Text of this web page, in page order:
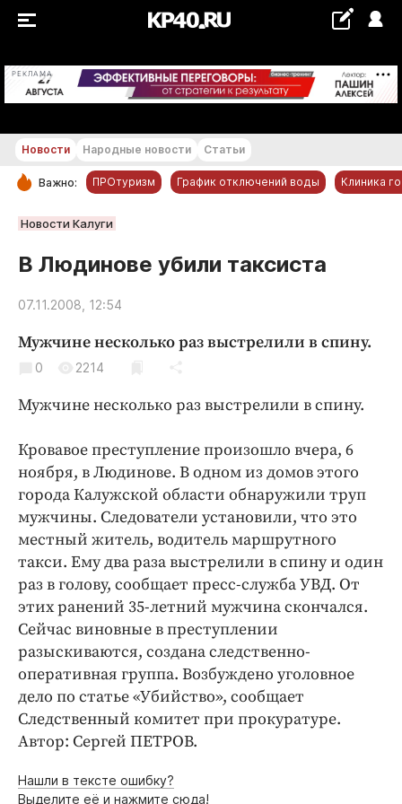
РЕКЛАМА +27...+28 °С
РУБРИКИ
Новости компаний
Статьи
Авто и транспорт
Криминал
Недвижимость и ЖКХ
Образование
Общество
Погода
Праздники
Происшествия
Спорт
Экономика и бизнес
ПРОЕКТЫ
Блоги
Издания
Медиаперсона
Новости Народные новости Статьи
Важно: ПРОтуризм График отключений воды Клиника
Новости Калуги
В Людинове убили таксиста
07.11.2008, 12:54
Мужчине несколько раз выстрелили в спину.
0 2214
Мужчине несколько раз выстрелили в спину.
Кровавое преступление произошло вчера, 6
ноября, в Людинове. В одном из домов этого
города Калужской области обнаружили труп
мужчины. Следователи установили, что это
местный житель, водитель маршрутного
такси. Ему два раза выстрелили в спину и один
раз в голову, сообщает пресс-служба УВД. От
этих ранений 35-летний мужчина скончался.
Сейчас виновные в преступлении
разыскиваются, создана следственно-
оперативная группа. Возбуждено уголовное
дело по статье «Убийство», сообщает
Следственный комитет при прокуратуре.
Автор: Сергей ПЕТРОВ.
Нашли в тексте ошибку?
Выделите её и нажмите сюда!